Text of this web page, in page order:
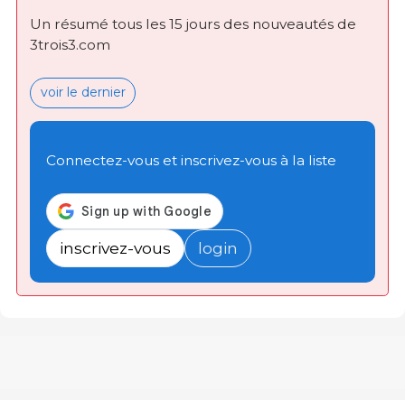
Un résumé tous les 15 jours des nouveautés de
3trois3.com
voir le dernier
Connectez-vous et inscrivez-vous à la liste
inscrivez-vous login